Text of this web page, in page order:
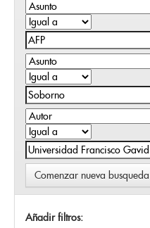
Comenzar nueva busqueda
Añadir filtros: